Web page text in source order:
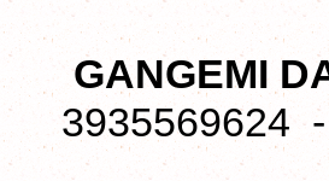
GANGEMI
3935569624